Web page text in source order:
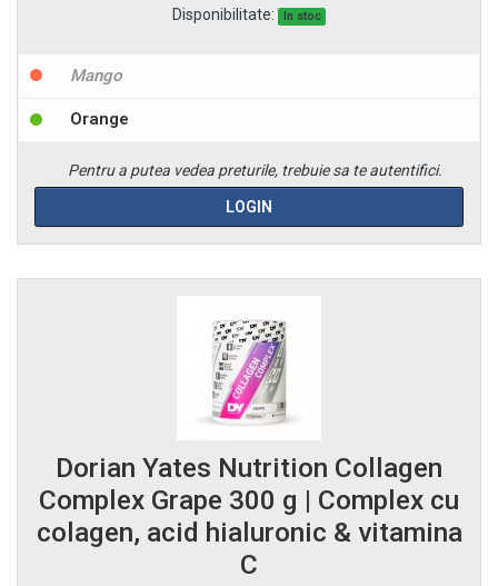
Disponibilitate:
In stoc
Mango
Orange
Pentru a putea vedea preturile, trebuie sa te autentifici.
LOGIN
Dorian Yates Nutrition Collagen
Complex Grape 300 g | Complex cu
colagen, acid hialuronic & vitamina
C